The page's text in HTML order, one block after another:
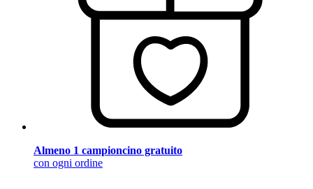
Almeno 1 campioncino gratuito
con ogni ordine